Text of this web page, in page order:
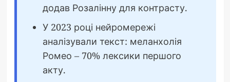
додав Розалінну для контрасту.
У 2023 році нейромережі
аналізували текст: меланхолія
Ромео – 70% лексики першого
акту.